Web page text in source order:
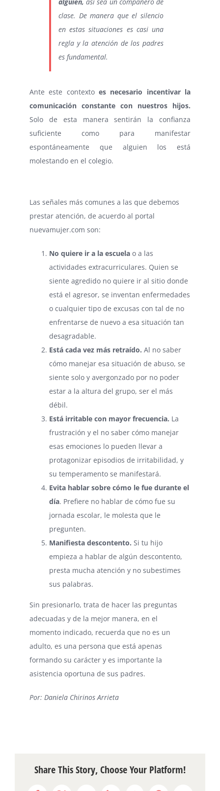
clase. De manera que el silencio
en estas situaciones es casi una
regla y la atención de los padres
es fundamental.
Ante este contexto es necesario incentivar la
comunicación constante con nuestros hijos.
Solo de esta manera sentirán la confianza
suficiente como para manifestar
espontáneamente que alguien los está
molestando en el colegio.
Las señales más comunes a las que debemos
prestar atención, de acuerdo al portal
nuevamujer.com son:
No quiere ir a la escuela o a las
actividades extracurriculares. Quien se
siente agredido no quiere ir al sitio donde
está el agresor, se inventan enfermedades
o cualquier tipo de excusas con tal de no
enfrentarse de nuevo a esa situación tan
desagradable.
Está cada vez más retraído. Al no saber
cómo manejar esa situación de abuso, se
siente solo y avergonzado por no poder
estar a la altura del grupo, ser el más
débil.
Está irritable con mayor frecuencia. La
frustración y el no saber cómo manejar
esas emociones lo pueden llevar a
protagonizar episodios de irritabilidad, y
su temperamento se manifestará.
Evita hablar sobre cómo le fue durante el
día. Prefiere no hablar de cómo fue su
jornada escolar, le molesta que le
pregunten.
Manifiesta descontento. Si tu hijo
empieza a hablar de algún descontento,
presta mucha atención y no subestimes
sus palabras.
Sin presionarlo, trata de hacer las preguntas
adecuadas y de la mejor manera, en el
momento indicado, recuerda que no es un
adulto, es una persona que está apenas
formando su carácter y es importante la
asistencia oportuna de sus padres.
Por: Daniela Chirinos Arrieta
Share This Story, Choose Your Platform!